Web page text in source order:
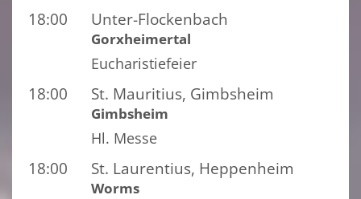
18:00 Unter-Flockenbach
Gorxheimertal
Eucharistiefeier
18:00 St. Mauritius, Gimbsheim
Gimbsheim
Hl. Messe
18:00 St. Laurentius, Heppenheim
Worms